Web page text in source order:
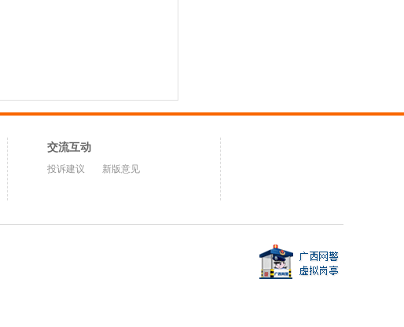
交流互动
投诉建议 新版意见